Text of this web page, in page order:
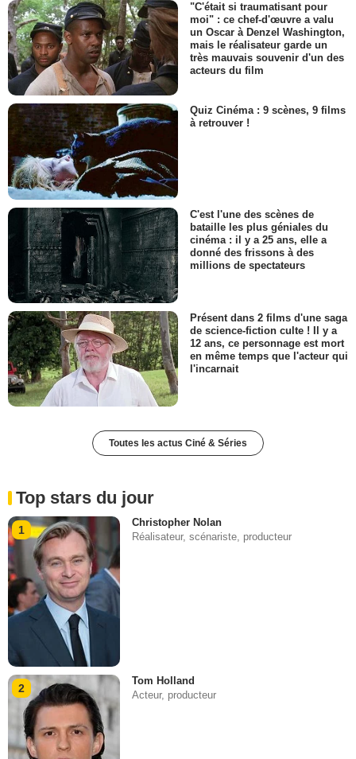
"C'était si traumatisant pour
moi" : ce chef-d'œuvre a valu
un Oscar à Denzel Washington,
mais le réalisateur garde un
très mauvais souvenir d'un des
acteurs du film
Quiz Cinéma : 9 scènes, 9 films
à retrouver !
C'est l'une des scènes de
bataille les plus géniales du
cinéma : il y a 25 ans, elle a
donné des frissons à des
millions de spectateurs
Présent dans 2 films d'une saga
de science-fiction culte ! Il y a
12 ans, ce personnage est mort
en même temps que l'acteur qui
l'incarnait
Toutes les actus Ciné & Séries
Top stars du jour
1
Christopher Nolan
Réalisateur, scénariste, producteur
2
Tom Holland
Acteur, producteur